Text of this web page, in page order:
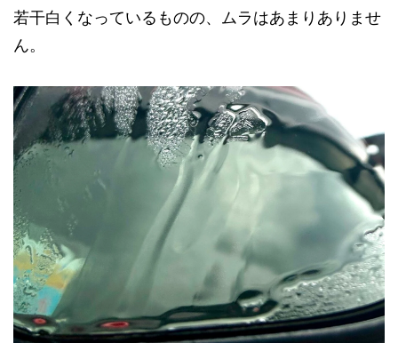
若干白くなっているものの、ムラはあまりありませ
ん。